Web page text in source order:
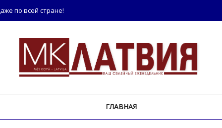
по всей стране!
ГЛАВНАЯ